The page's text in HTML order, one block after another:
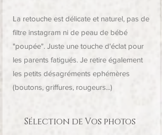
La retouche est délicate et naturel, pas de
filtre instagram ni de peau de bébé
"poupée". Juste une touche d'éclat pour
les parents fatigués. Je retire également
les petits désagréments ephémères
(boutons, griffures, rougeurs...)
Sélection de Vos photos